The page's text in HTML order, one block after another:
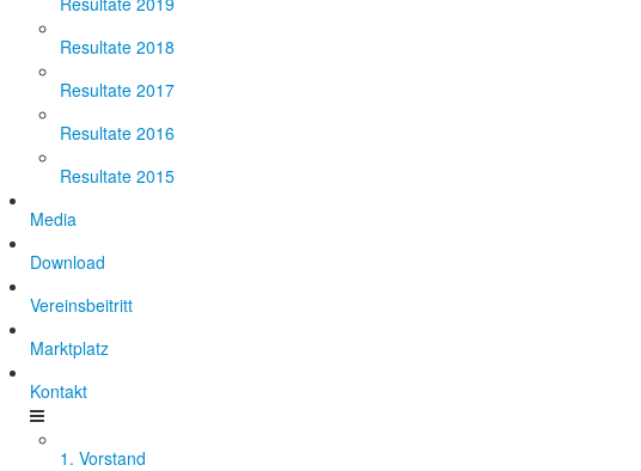
Resultate 2018
Resultate 2017
Resultate 2016
Resultate 2015
Media
Download
Vereinsbeitritt
Marktplatz
Kontakt
1. Vorstand